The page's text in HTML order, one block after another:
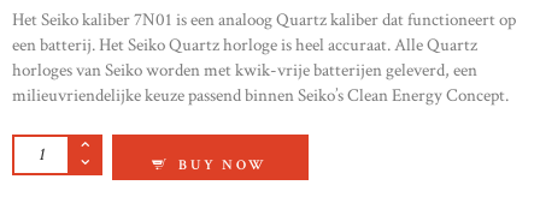
Het Seiko kaliber 7N01 is een analoog Quartz kaliber dat functioneert op
een batterij. Het Seiko Quartz horloge is heel accuraat. Alle Quartz
horloges van Seiko worden met kwik-vrije batterijen geleverd, een
milieuvriendelijke keuze passend binnen Seiko’s Clean Energy Concept.
SEIKO DAMES HORLOGE AANTAL
BUY NOW